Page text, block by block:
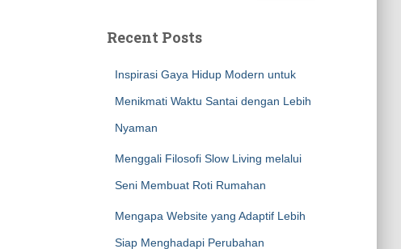
Recent Posts
Inspirasi Gaya Hidup Modern untuk
Menikmati Waktu Santai dengan Lebih
Nyaman
Menggali Filosofi Slow Living melalui
Seni Membuat Roti Rumahan
Mengapa Website yang Adaptif Lebih
Siap Menghadapi Perubahan